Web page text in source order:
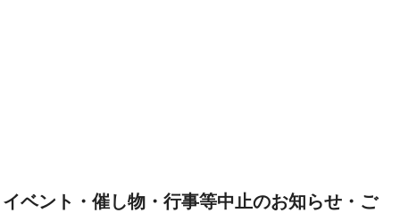
イベント・催し物・行事等中止のお知らせ・ご